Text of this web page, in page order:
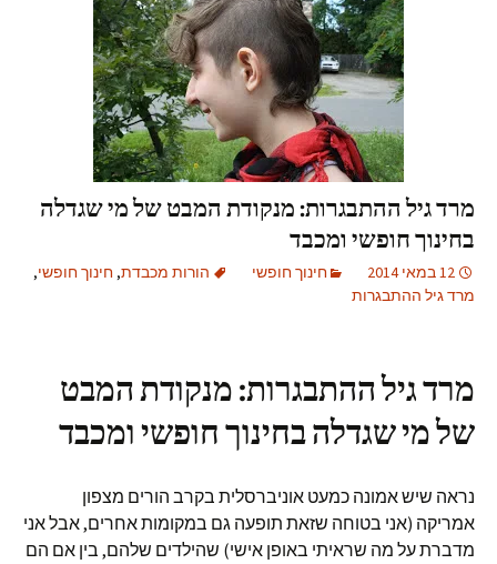
מרד גיל ההתבגרות: מנקודת המבט של מי שגדלה
בחינוך חופשי ומכבד
12 במאי 2014 חינוך חופשי הורות מכבדת, חינוך חופשי,
מרד גיל ההתבגרות
מרד גיל ההתבגרות: מנקודת המבט
של מי שגדלה בחינוך חופשי ומכבד
נראה שיש אמונה כמעט אוניברסלית בקרב הורים מצפון
אמריקה (אני בטוחה שזאת תופעה גם במקומות אחרים, אבל אני
מדברת על מה שראיתי באופן אישי) שהילדים שלהם, בין אם הם